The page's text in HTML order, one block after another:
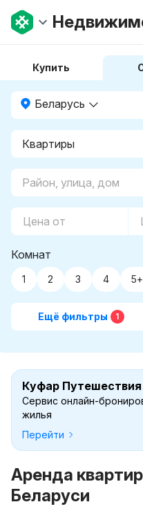
Купить
Беларусь
Комнат
1 2 3 4 5+
Ещё фильтры 1
Куфар Путешествия
Сервис онлайн-
жилья
Перейти
Аренда
Беларуси